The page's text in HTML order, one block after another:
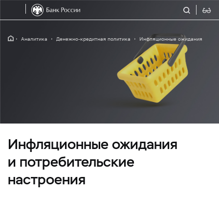
Аналитика Денежно-кредитная политика Инфляционные ожидания
Инфляционные ожидания
и потребительские
настроения